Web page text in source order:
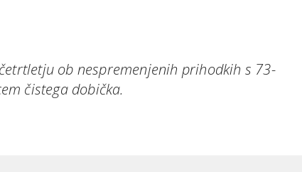
ob nespremenjenih prihodkih s 73-
čistega dobička.